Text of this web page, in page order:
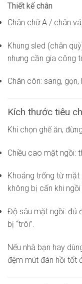
Thiết kế chân
Chân chữ A / chân
Khung sled (chân
nhưng cần gia công
Chân côn: sang,
Kích thước tiêu
Khi chọn ghế ăn,
Chiều cao mặt ngồi:
Khoảng trống từ mặt
không bị cấn khi ngồi
Độ sâu mặt ngồi: đủ
bị “trôi”.
Nếu nhà bạn hay
đệm mút đàn hồi tốt